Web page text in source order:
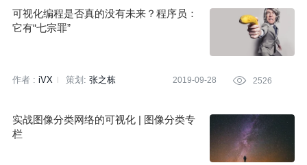
可视化编程是否真的没有未来？程序员：
它有“七宗罪”
作者 : iVX 策划: 张之栋 2019-09-28  2526
实战图像分类网络的可视化 | 图像分类专
栏